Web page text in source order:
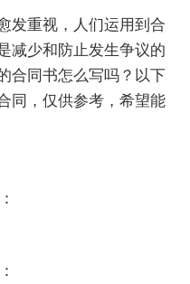
发重视，人们运用到合
减少和防止发生争议的
合同书怎么写吗？以下
同，仅供参考，希望能